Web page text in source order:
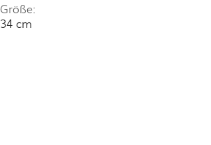
Größe:
34 cm